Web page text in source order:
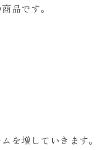
品です。
を増していきます。